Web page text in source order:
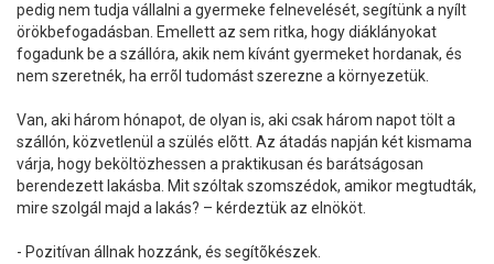
pedig nem tudja vállalni a gyermeke felnevelését, segítünk a nyílt
örökbefogadásban. Emellett az sem ritka, hogy diáklányokat
fogadunk be a szállóra, akik nem kívánt gyermeket hordanak, és
nem szeretnék, ha errõl tudomást szerezne a környezetük.
Van, aki három hónapot, de olyan is, aki csak három napot tölt a
szállón, közvetlenül a szülés elõtt. Az átadás napján két kismama
várja, hogy beköltözhessen a praktikusan és barátságosan
berendezett lakásba. Mit szóltak szomszédok, amikor megtudták,
mire szolgál majd a lakás? – kérdeztük az elnököt.
- Pozitívan állnak hozzánk, és segítõkészek.